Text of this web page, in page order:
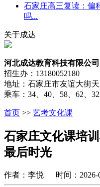
石家庄高三复读：偏
吗...
关于成达
河北成达教育科技有限公司
招生办：13180052180
地址：石家庄市友谊大街
乘车：34、40、58、62、
首页 >> 艺考文化课
石家庄文化课培
最后时光
作者：李悦 时间：2026-